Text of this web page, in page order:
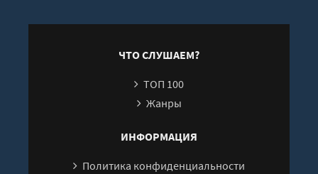
ЧТО СЛУШАЕМ?
ТОП 100
Жанры
ИНФОРМАЦИЯ
Политика конфиденциальности